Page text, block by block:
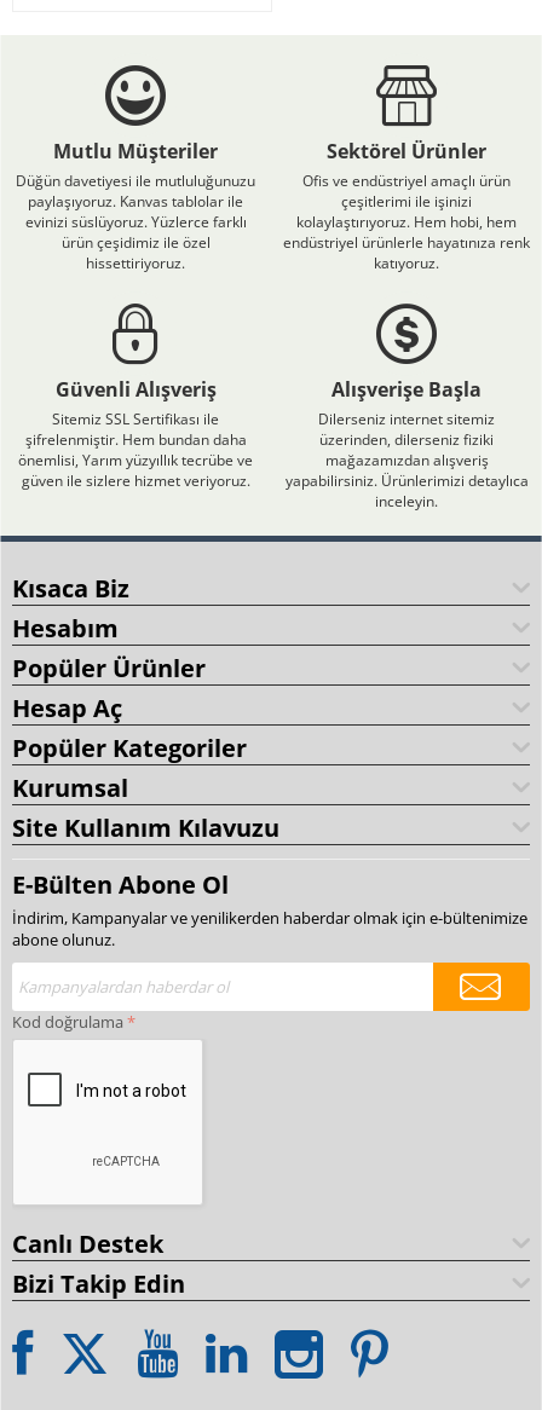
Mutlu Müşteriler
Düğün davetiyesi ile mutluluğunuzu
paylaşıyoruz. Kanvas tablolar ile
evinizi süslüyoruz. Yüzlerce farklı
ürün çeşidimiz ile özel
hissettiriyoruz.
Sektörel Ürünler
Ofis ve endüstriyel amaçlı ürün
çeşitlerimi ile işinizi
kolaylaştırıyoruz. Hem hobi, hem
endüstriyel ürünlerle hayatınıza renk
katıyoruz.
Güvenli Alışveriş
Sitemiz SSL Sertifikası ile
şifrelenmiştir. Hem bundan daha
önemlisi, Yarım yüzyıllık tecrübe ve
güven ile sizlere hizmet veriyoruz.
Alışverişe Başla
Dilerseniz internet sitemiz
üzerinden, dilerseniz fiziki
mağazamızdan alışveriş
yapabilirsiniz. Ürünlerimizi detaylıca
inceleyin.
Kısaca Biz
Hesabım
Popüler Ürünler
Hesap Aç
Popüler Kategoriler
Kurumsal
Site Kullanım Kılavuzu
E-Bülten Abone Ol
İndirim, Kampanyalar ve yenilikerden haberdar olmak için e-bültenimize
abone olunuz.
Kod doğrulama
Canlı Destek
Bizi Takip Edin